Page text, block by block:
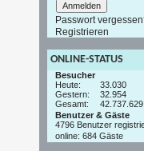
Passwort
Registrieren
ONLINE-STATUS
Besucher
Heute:
33.030
Gestern:
32.954
Gesamt:
42.737.629
Benutzer & Gäste
4796 Benutzer
online: 684 Gäste